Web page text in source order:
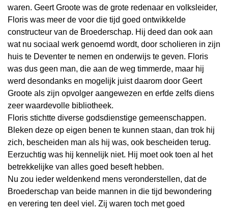
waren. Geert Groote was de grote redenaar en volksleider,
Floris was meer de voor die tijd goed ontwikkelde
constructeur van de Broederschap. Hij deed dan ook aan
wat nu sociaal werk genoemd wordt, door scholieren in zijn
huis te Deventer te nemen en onderwijs te geven. Floris
was dus geen man, die aan de weg timmerde, maar hij
werd desondanks en mogelijk juist daarom door Geert
Groote als zijn opvolger aangewezen en erfde zelfs diens
zeer waardevolle bibliotheek.
Floris stichtte diverse godsdienstige gemeenschappen.
Bleken deze op eigen benen te kunnen staan, dan trok hij
zich, bescheiden man als hij was, ook bescheiden terug.
Eerzuchtig was hij kennelijk niet. Hij moet ook toen al het
betrekkelijke van alles goed beseft hebben.
Nu zou ieder weldenkend mens veronderstellen, dat de
Broederschap van beide mannen in die tijd bewondering
en verering ten deel viel. Zij waren toch met goed